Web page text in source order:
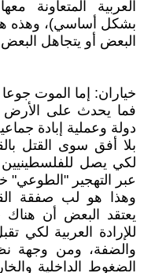
العربية المتعاونة
بشكل أساسي)، وهذه هي
البعض أو يتجاهل البعض
خياران: إما الموت
فما يحدث على الأرض
دولة وعملية إبادة
بلا أفق سوى القتل
لكي يصل للفلسطينيين
عبر التهجير
وهذا هو لب صفقة
يعتقد البعض أن
للإرادة العربية لكي
والضفة، ومن وجهة
الضغوط الداخلية